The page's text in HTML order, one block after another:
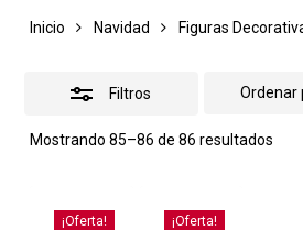
Inicio Navidad Figuras
Filtros
Mostrando 85–86 de 86 resultados
¡Oferta! ¡Oferta!